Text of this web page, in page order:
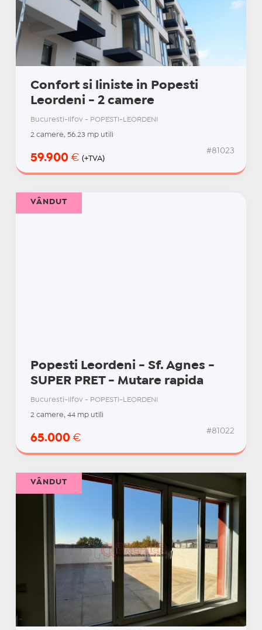
Confort si liniste in Popesti
Leordeni - 2 camere
Bucuresti-Ilfov - POPESTI-LEORDENI
2 camere, 56.23 mp utili
59.900 € (+TVA)
#81023
Popesti Leordeni - Sf. Agnes -
SUPER PRET - Mutare rapida
Bucuresti-Ilfov - POPESTI-LEORDENI
2 camere, 44 mp utili
65.000 €
#81022
VÂNDUT
VÂNDUT